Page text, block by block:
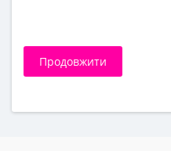
Продовжити